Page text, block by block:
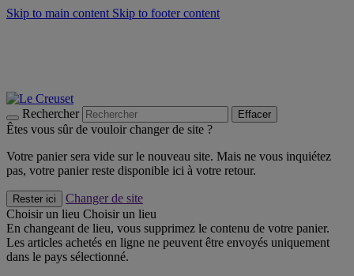
Skip to main content Skip to footer content
Rechercher Effacer
Êtes vous sûr de vouloir changer de site ?
Votre panier sera vide sur le nouveau site. Mais ne vous inquiétez
pas, votre panier reste disponible ici à votre retour.
Rester ici
Changer de site
Choisir un lieu Choisir un lieu
En changeant de lieu, vous supprimez le contenu de votre panier.
Les articles achetés en ligne ne peuvent être envoyés uniquement
dans le pays sélectionné.